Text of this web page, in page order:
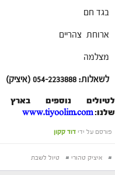
בגד חם
ארוחת צהריים
מצלמה
לשאלות: 054-2233888 (איציק)
לטיולים נוספים
שלנו:www.tiyoolim.com
פורסם על ידי דוד קקון
# איציק טהורי # טיול לשבת